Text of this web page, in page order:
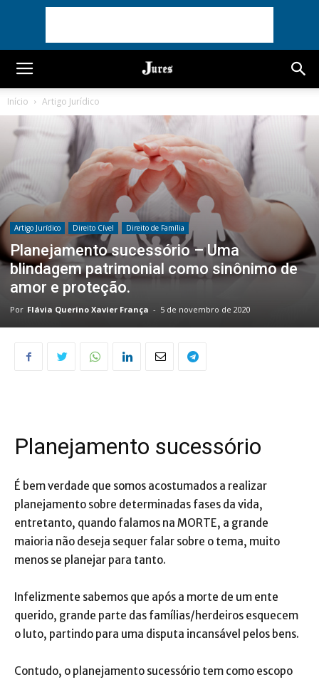
Início Artigo Jurídico
Artigo Jurídico Direito Cível Direito de Família
Planejamento sucessório – Uma
blindagem patrimonial como sinônimo de
amor e proteção.
Por Flávia Querino Xavier França - 5 de novembro de 2020
Planejamento sucessório
É bem verdade que somos acostumados a realizar
planejamento sobre determinadas fases da vida,
entretanto, quando falamos na MORTE, a grande
maioria não deseja sequer falar sobre o tema, muito
menos se planejar para tanto.
Infelizmente sabemos que após a morte de um ente
querido, grande parte das famílias/herdeiros esquecem
o luto, partindo para uma disputa incansável pelos bens.
Contudo, o planejamento sucessório tem como escopo